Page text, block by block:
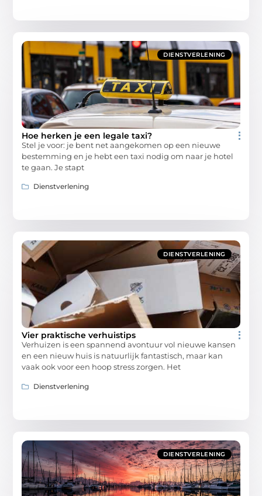
DIENSTVERLENING
Hoe herken je een legale taxi?
Stel je voor: je bent net aangekomen op een nieuwe
bestemming en je hebt een taxi nodig om naar je hotel
te gaan. Je stapt
Dienstverlening
DIENSTVERLENING
Vier praktische verhuistips
Verhuizen is een spannend avontuur vol nieuwe kansen
en een nieuw huis is natuurlijk fantastisch, maar kan
vaak ook voor een hoop stress zorgen. Het
Dienstverlening
DIENSTVERLENING